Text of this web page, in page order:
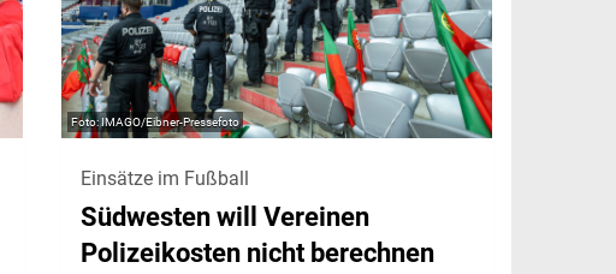
IMAGO/Eibner-Pressefoto
Einsätze im Fußball
Südwesten will Vereinen
Polizeikosten nicht berechnen